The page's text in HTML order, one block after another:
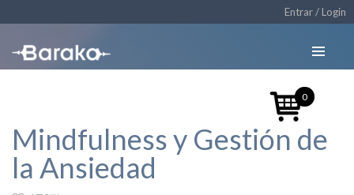
Entrar / Login
Mindfulness y Gestión de
la Ansiedad
0